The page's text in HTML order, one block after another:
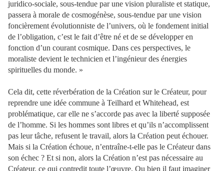
juridico-sociale, sous-tendue par une vision pluraliste et statique,
passera à morale de cosmogénèse, sous-tendue par une vision
foncièrement évolutionniste de l’univers, où le fondement initial
de l’obligation, c’est le fait d’être né et de se développer en
fonction d’un courant cosmique. Dans ces perspectives, le
moraliste devient le technicien et l’ingénieur des énergies
spirituelles du monde. »
Cela dit, cette réverbération de la Création sur le Créateur, pour
reprendre une idée commune à Teilhard et Whitehead, est
problématique, car elle ne s’accorde pas avec la liberté supposée
de l’homme. Si les hommes sont libres et qu’ils n’accomplissent
pas leur tâche, refusent le travail, alors la Création peut échouer.
Mais si la Création échoue, n’entraîne-t-elle pas le Créateur dans
son échec ? Et si non, alors la Création n’est pas nécessaire au
Créateur, ce qui contredit toute l’œuvre. Ou bien il faut imaginer